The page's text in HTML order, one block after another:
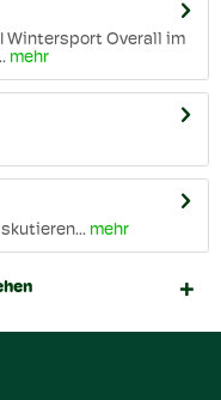
Wintersport Overall im
mehr
mehr